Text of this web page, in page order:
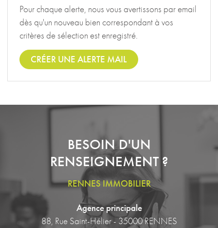
Pour chaque alerte, nous vous avertissons par email
dès qu'un nouveau bien correspondant à vos
critères de sélection est enregistré.
CRÉER UNE ALERTE MAIL
BESOIN D'UN
RENSEIGNEMENT ?
RENNES IMMOBILIER
Agence principale
88, Rue Saint-Hélier - 35000 RENNES